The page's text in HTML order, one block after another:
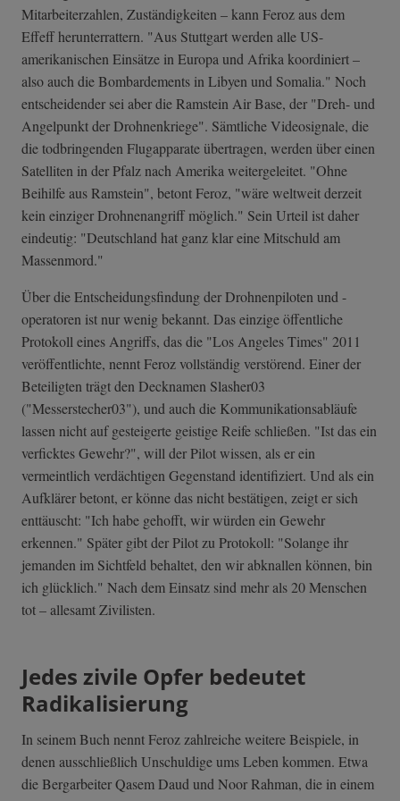
Mitarbeiterzahlen, Zuständigkeiten – kann Feroz aus dem
Effeff herunterrattern. "Aus Stuttgart werden alle US-
amerikanischen Einsätze in Europa und Afrika koordiniert –
also auch die Bombardements in Libyen und Somalia." Noch
entscheidender sei aber die Ramstein Air Base, der "Dreh- und
Angelpunkt der Drohnenkriege". Sämtliche Videosignale, die
die todbringenden Flugapparate übertragen, werden über einen
Satelliten in der Pfalz nach Amerika weitergeleitet. "Ohne
Beihilfe aus Ramstein", betont Feroz, "wäre weltweit derzeit
kein einziger Drohnenangriff möglich." Sein Urteil ist daher
eindeutig: "Deutschland hat ganz klar eine Mitschuld am
Massenmord."
Über die Entscheidungsfindung der Drohnenpiloten und -
operatoren ist nur wenig bekannt. Das einzige öffentliche
Protokoll eines Angriffs, das die "Los Angeles Times" 2011
veröffentlichte, nennt Feroz vollständig verstörend. Einer der
Beteiligten trägt den Decknamen Slasher03
("Messerstecher03"), und auch die Kommunikationsabläufe
lassen nicht auf gesteigerte geistige Reife schließen. "Ist das ein
verficktes Gewehr?", will der Pilot wissen, als er ein
vermeintlich verdächtigen Gegenstand identifiziert. Und als ein
Aufklärer betont, er könne das nicht bestätigen, zeigt er sich
enttäuscht: "Ich habe gehofft, wir würden ein Gewehr
erkennen." Später gibt der Pilot zu Protokoll: "Solange ihr
jemanden im Sichtfeld behaltet, den wir abknallen können, bin
ich glücklich." Nach dem Einsatz sind mehr als 20 Menschen
tot – allesamt Zivilisten.
Jedes zivile Opfer bedeutet
Radikalisierung
In seinem Buch nennt Feroz zahlreiche weitere Beispiele, in
denen ausschließlich Unschuldige ums Leben kommen. Etwa
die Bergarbeiter Qasem Daud und Noor Rahman, die in einem